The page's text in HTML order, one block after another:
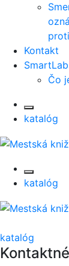
Kontakt
SmartLab
Čo
katalóg
katalóg
katalóg